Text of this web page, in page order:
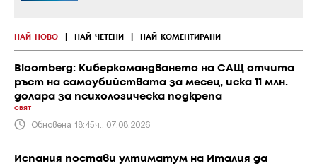
НАЙ-НОВО НАЙ-ЧЕТЕНИ НАЙ-КОМЕНТИРАНИ
Bloomberg: Киберкомандването на САЩ отчита
ръст на самоубийствата за месец, иска 11 млн.
долара за психологическа подкрепа
СВЯТ
Обновена 18:45ч., 07.08.2026
Испания постави ултиматум на Италия да